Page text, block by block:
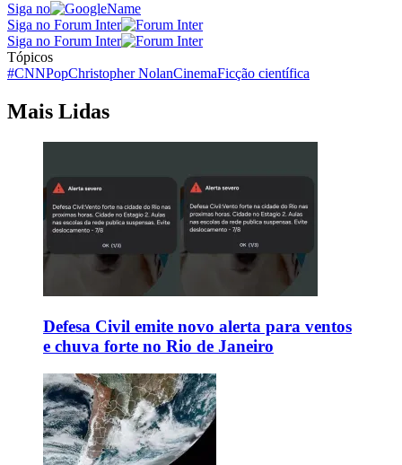
Siga no
Siga no Forum Inter
Siga no Forum Inter
Tópicos
#CNNPopChristopher NolanCinemaFicção científica
Mais Lidas
Defesa Civil emite novo alerta para ventos
e chuva forte no Rio de Janeiro